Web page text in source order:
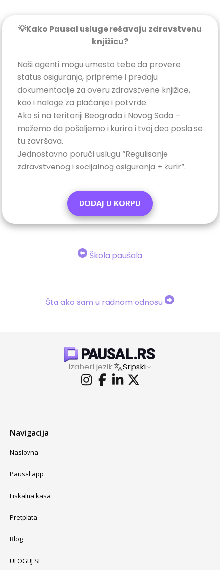
💡Kako Pausal usluge rešavaju zdravstvenu
knjižicu?
Naši agenti mogu umesto tebe da provere
status osiguranja, pripreme i predaju
dokumentacije za overu zdravstvene knjižice,
kao i naloge za plaćanje i potvrde.
Ako si na teritoriji Beograda i Novog Sada –
možemo da pošaljemo i kurira i tvoj deo posla se
tu završava.
Jednostavno poruči uslugu “Regulisanje
zdravstvenog i socijalnog osiguranja + kurir”.
DODAJ U KORPU
Škola paušala
Šta ako sam u radnom odnosu
Izaberi jezik: Srpski
Navigacija
Naslovna
Pausal app
Fiskalna kasa
Pretplata
Blog
ULOGUJ SE